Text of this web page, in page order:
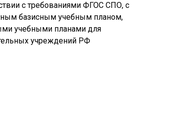
с требованиями ФГОС СПО, с
базисным учебным планом,
учебными планами для
учреждений РФ